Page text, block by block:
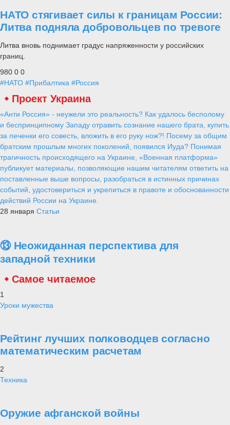
НАТО стягивает силы к границам России:
Литва подняла добровольцев по тревоге
Литва вновь поднимает градус напряженности у российских
границ.
980 0 0
#НАТО #Прибалтика #Россия
Проект Украина
«Анти Россия» - неужели это реальность? Как удалось бесполому
и беспринципному Западу отравить сознание нашего брата, купить
за печенки его совесть, вложить в его руку нож?! Посему за общим
братским прошлым многих поколений, появился Иуда? Понимая
трагичность происходящего на Украине, «Военная платформа»
публикует материалы, позволяющие нашим читателям ответить на
поставленные выше вопросы, разобраться в истинных причинах
событий, удостовериться и укрепиться в правоте и обоснованности
действий России на Украине.
28 января Статьи
⑬ Неожиданная перспектива для
западной техники
Самое читаемое
1
Уроки мужества
Рейтинг лучших полководцев согласно
математическим расчетам
2
Техника
Оружие афганской войны